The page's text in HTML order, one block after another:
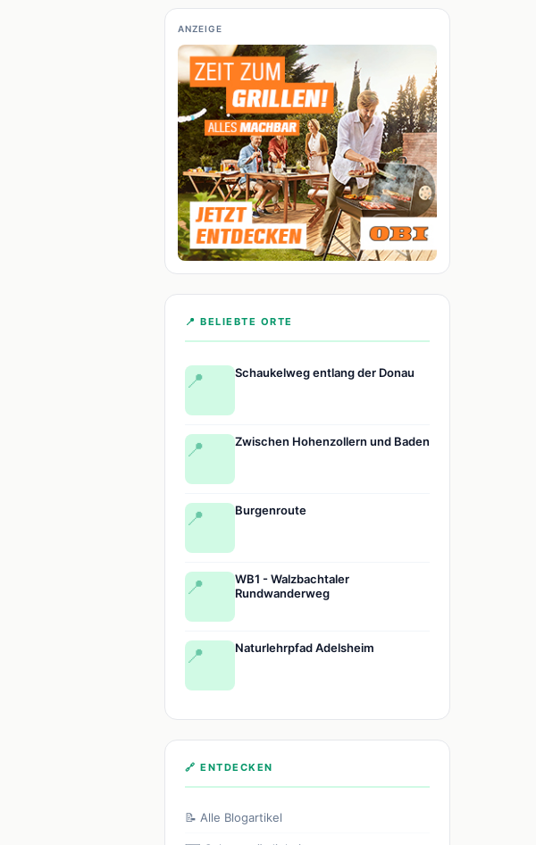
ANZEIGE
📍 BELIEBTE ORTE
📍 Schaukelweg entlang der Donau
📍 Zwischen Hohenzollern und Baden
📍 Burgenroute
📍
WB1 - Walzbachtaler
Rundwanderweg
📍 Naturlehrpfad Adelsheim
🔗 ENTDECKEN
📝 Alle Blogartikel